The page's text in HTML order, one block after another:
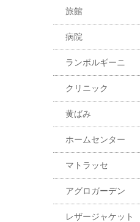
旅館
病院
ランボルギーニ
クリニック
黄ばみ
ホームセンター
マトラッセ
アグロガーデン
レザージャケット